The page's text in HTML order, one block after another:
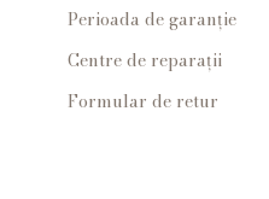
Perioada de garanție
Centre de reparații
Formular de retur